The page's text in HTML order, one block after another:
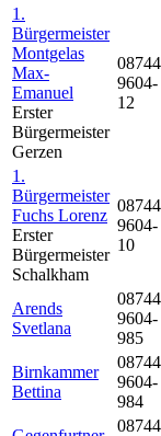
1.
Bürgermeister
Montgelas
Max-
Emanuel
Erster
Bürgermeister
Gerzen
08744
9604-
12
1.
Bürgermeister
Fuchs Lorenz
Erster
Bürgermeister
Schalkham
08744
9604-
10
Arends
Svetlana
08744
9604-
985
Birnkammer
Bettina
08744
9604-
984
08744